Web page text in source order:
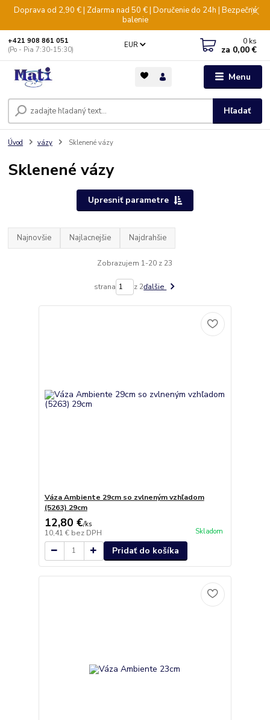
Doprava od 2,90 € | Zdarma nad 50 € | Doručenie do 24h | Bezpečné
balenie
Menu
EUR
Hľadať
+421 908 861 051
(Po - Pia 7:30-15:30)
0 ks
za 0,00 €
Úvod vázy Sklenené vázy
Sklenené vázy
Upresniť parametre
Najnovšie Najlacnejšie Najdrahšie
Zobrazujem 1-20 z 23
strana z 2ďalšie
Váza Ambiente 29cm so zvlneným vzhľadom
(5263) 29cm
12,80 €/ks
10,41 € bez DPH Skladom
Pridať do košíka